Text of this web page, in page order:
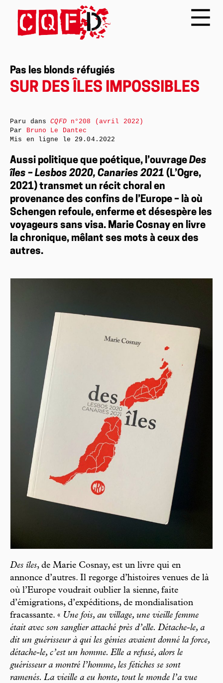
Pas les blonds réfugiés
SUR DES ÎLES IMPOSSIBLES
Aussi politique que poétique, l’ouvrage Des
îles – Lesbos 2020, Canaries 2021 (L’Ogre,
2021) transmet un récit choral en
provenance des confins de l’Europe – là où
Schengen refoule, enferme et désespère les
voyageurs sans visa. Marie Cosnay en livre
la chronique, mêlant ses mots à ceux des
autres.
Des îles, de Marie Cosnay, est un livre qui en
annonce d’autres. Il regorge d’histoires venues de là
où l’Europe voudrait oublier la sienne, faite
d’émigrations, d’expéditions, de mondialisation
fracassante. « Une fois, au village, une vieille femme
était avec son sanglier attaché près d’elle. Détache-le, a
dit un guérisseur à qui les génies avaient donné la force,
détache-le, c’est un homme. Elle a refusé, alors le
guérisseur a montré l’homme, les fétiches se sont
ramenés. La vieille a eu honte, tout le monde l’a vue
Paru dansCQFDn°208 (avril 2022)
Par Bruno Le Dantec
Mis en ligne le 29.04.2022